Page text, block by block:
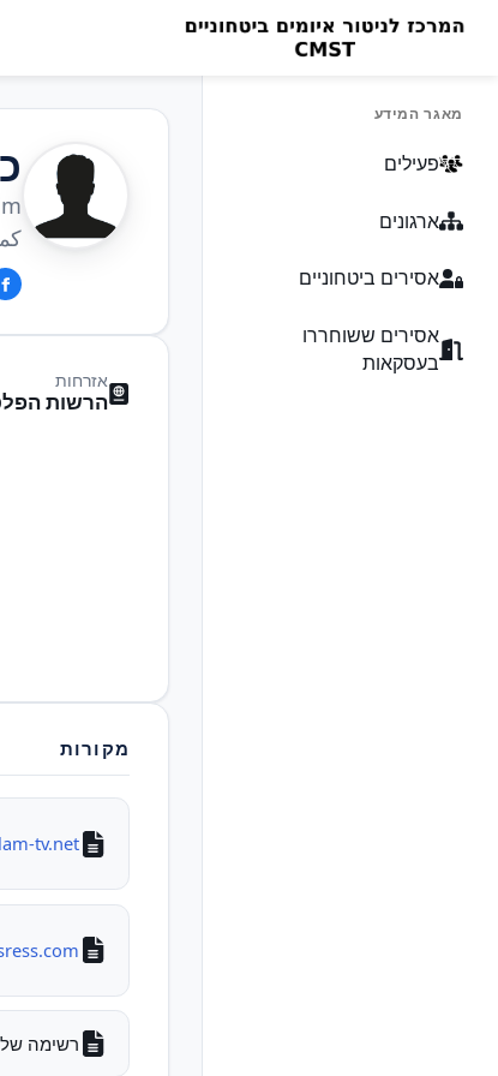
מאגר המידע
פעילים
ארגונים
אסירים ביטחוניים
אסירים ששוחררו
בעסקאות
אזרחות
הרשות
מקורות
tv.net
רשימה של